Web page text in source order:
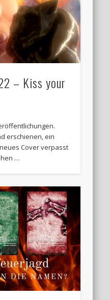
– Kiss your
erschienen, ein
Cover verpasst
…